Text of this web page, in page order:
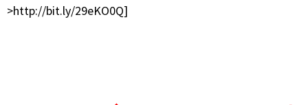
>http://bit.ly/29eKO0Q]